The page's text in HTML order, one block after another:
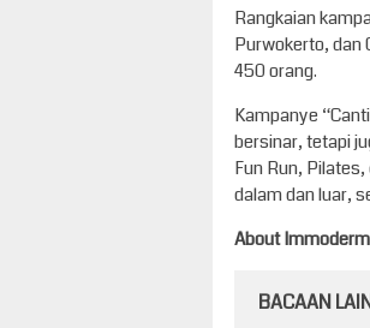
Rangkaian
Purwokerto, dan
450 orang.
Kampanye
bersinar, tetapi
Fun Run,
dalam dan luar,
About
BACAAN